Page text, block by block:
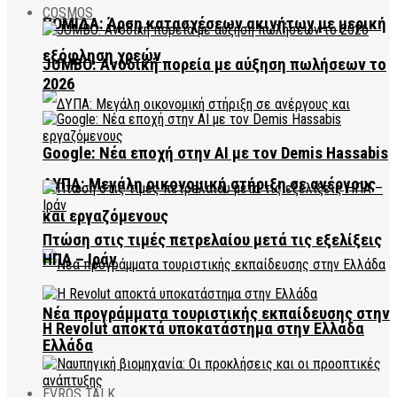
ΠΟΜΙΔΑ: Άρση κατασχέσεων ακινήτων με μερική
εξόφληση χρεών
ΔΥΠΑ: Μεγάλη οικονομική στήριξη σε ανέργους
και εργαζόμενους
Νέα προγράμματα τουριστικής εκπαίδευσης στην
Ελλάδα
EVROS TALK
COSMOS
JUMBO: Ανοδική πορεία με αύξηση πωλήσεων το
2026
Google: Νέα εποχή στην AI με τον Demis Hassabis
Πτώση στις τιμές πετρελαίου μετά τις εξελίξεις
ΗΠΑ – Ιράν
Η Revolut αποκτά υποκατάστημα στην Ελλάδα